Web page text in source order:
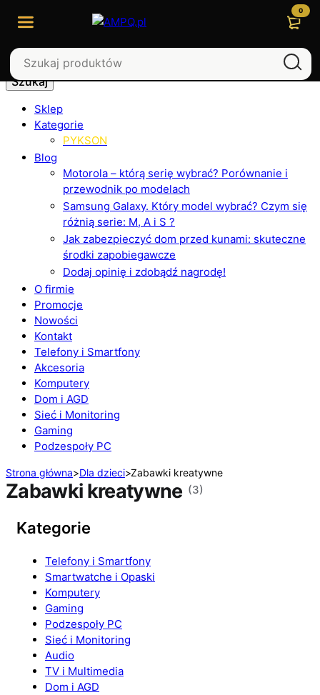
Szukaj
Sklep
Kategorie
PYKSON
Blog
Motorola – którą serię wybrać? Porównanie i
przewodnik po modelach
Samsung Galaxy. Który model wybrać? Czym się
różnią serie: M, A i S ?
Jak zabezpieczyć dom przed kunami: skuteczne
środki zapobiegawcze
Dodaj opinię i zdobądź nagrodę!
O firmie
Promocje
Nowości
Kontakt
Telefony i Smartfony
Akcesoria
Komputery
Dom i AGD
Sieć i Monitoring
Gaming
Podzespoły PC
0
Strona główna>Dla dzieci>Zabawki kreatywne
Zabawki kreatywne (3)
Kategorie
Telefony i Smartfony
Smartwatche i Opaski
Komputery
Gaming
Podzespoły PC
Sieć i Monitoring
Audio
TV i Multimedia
Dom i AGD